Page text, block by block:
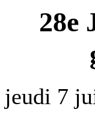
28e
jeudi 7